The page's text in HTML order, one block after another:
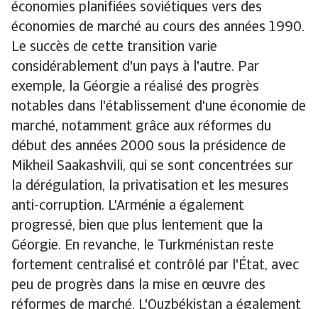
économies planifiées soviétiques vers des
économies de marché au cours des années 1990.
Le succès de cette transition varie
considérablement d'un pays à l'autre. Par
exemple, la Géorgie a réalisé des progrès
notables dans l'établissement d'une économie de
marché, notamment grâce aux réformes du
début des années 2000 sous la présidence de
Mikheil Saakashvili, qui se sont concentrées sur
la dérégulation, la privatisation et les mesures
anti-corruption. L'Arménie a également
progressé, bien que plus lentement que la
Géorgie. En revanche, le Turkménistan reste
fortement centralisé et contrôlé par l'État, avec
peu de progrès dans la mise en œuvre des
réformes de marché. L'Ouzbékistan a également